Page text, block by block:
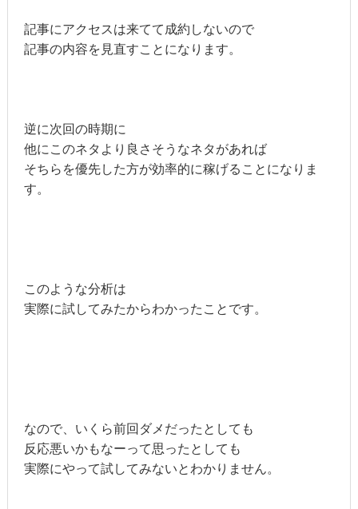
記事にアクセスは来てて成約しないので
記事の内容を見直すことになります。
逆に次回の時期に
他にこのネタより良さそうなネタがあれば
そちらを優先した方が効率的に稼げることになりま
す。
このような分析は
実際に試してみたからわかったことです。
なので、いくら前回ダメだったとしても
反応悪いかもなーって思ったとしても
実際にやって試してみないとわかりません。